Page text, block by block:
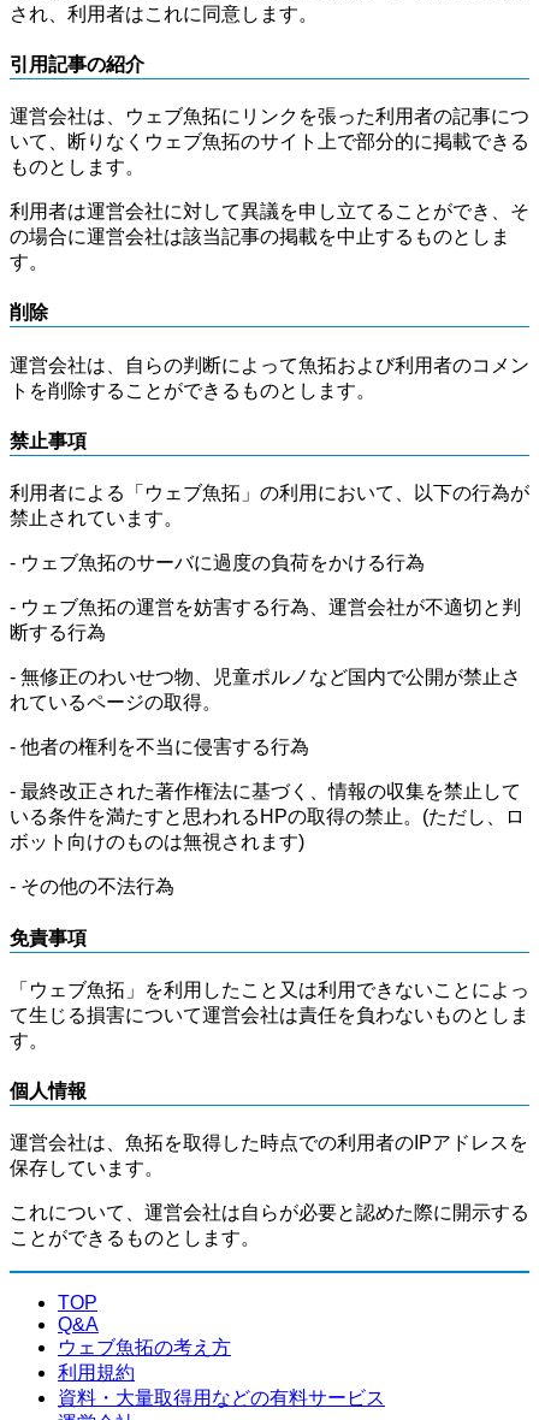
され、利用者はこれに同意します。
引用記事の紹介
運営会社は、ウェブ魚拓にリンクを張った利用者の記事につ
いて、断りなくウェブ魚拓のサイト上で部分的に掲載できる
ものとします。
利用者は運営会社に対して異議を申し立てることができ、そ
の場合に運営会社は該当記事の掲載を中止するものとしま
す。
削除
運営会社は、自らの判断によって魚拓および利用者のコメン
トを削除することができるものとします。
禁止事項
利用者による「ウェブ魚拓」の利用において、以下の行為が
禁止されています。
- ウェブ魚拓のサーバに過度の負荷をかける行為
- ウェブ魚拓の運営を妨害する行為、運営会社が不適切と判
断する行為
- 無修正のわいせつ物、児童ポルノなど国内で公開が禁止さ
れているページの取得。
- 他者の権利を不当に侵害する行為
- 最終改正された著作権法に基づく、情報の収集を禁止して
いる条件を満たすと思われるHPの取得の禁止。(ただし、ロ
ボット向けのものは無視されます)
- その他の不法行為
免責事項
「ウェブ魚拓」を利用したこと又は利用できないことによっ
て生じる損害について運営会社は責任を負わないものとしま
す。
個人情報
運営会社は、魚拓を取得した時点での利用者のIPアドレスを
保存しています。
これについて、運営会社は自らが必要と認めた際に開示する
ことができるものとします。
TOP
Q&A
ウェブ魚拓の考え方
利用規約
資料・大量取得用などの有料サービス